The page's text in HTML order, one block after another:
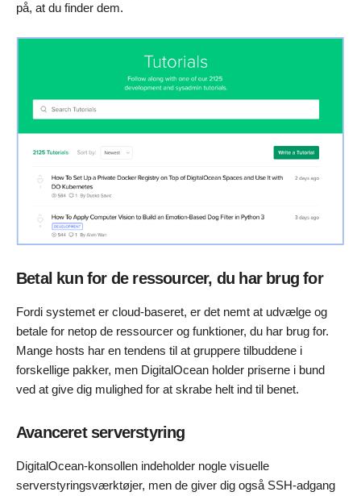
på, at du finder dem.
Betal kun for de ressourcer, du har brug for
Fordi systemet er cloud-baseret, er det nemt at udvælge og
betale for netop de ressourcer og funktioner, du har brug for.
Mange hosts har en tendens til at gruppere tilbuddene i
forskellige pakker, men DigitalOcean holder priserne i bund
ved at give dig mulighed for at skrabe helt ind til benet.
Avanceret serverstyring
DigitalOcean-konsollen indeholder nogle visuelle
serverstyringsværktøjer, men de giver dig også SSH-adgang